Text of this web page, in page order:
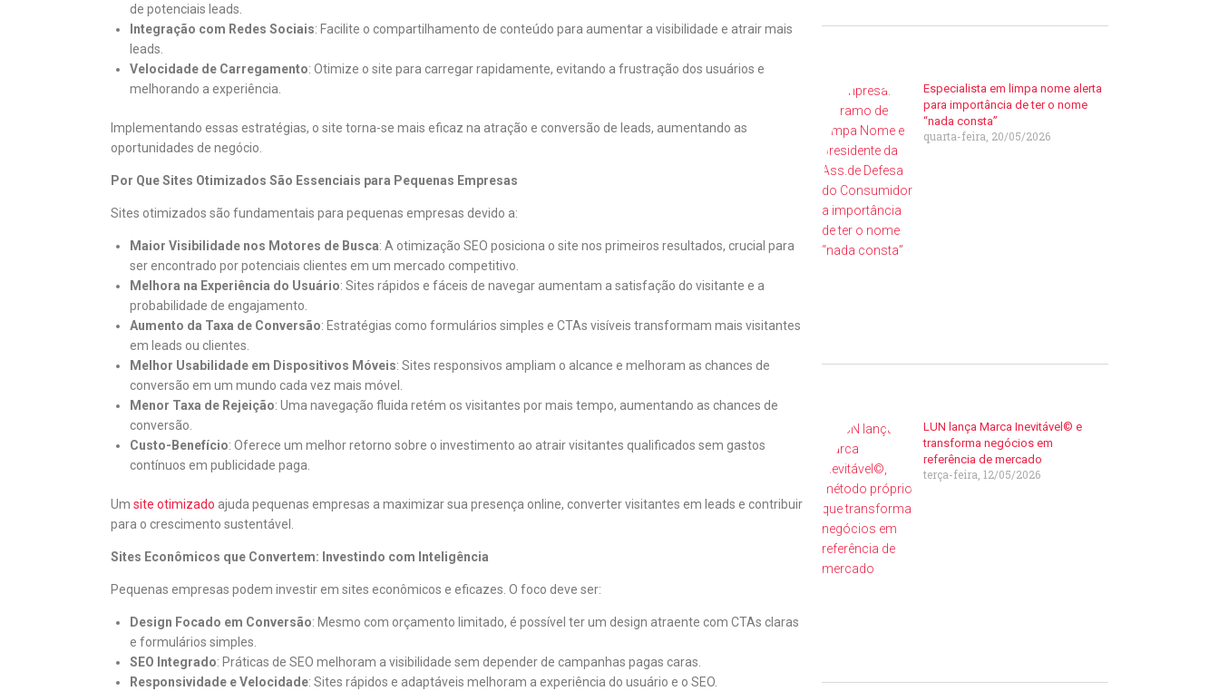
de potenciais leads.
Integração com Redes Sociais: Facilite o compartilhamento de conteúdo para aumentar a visibilidade e atrair mais
leads.
Velocidade de Carregamento: Otimize o site para carregar rapidamente, evitando a frustração dos usuários e
melhorando a experiência.
Implementando essas estratégias, o site torna-se mais eficaz na atração e conversão de leads, aumentando as
oportunidades de negócio.
Por Que Sites Otimizados São Essenciais para Pequenas Empresas
Sites otimizados são fundamentais para pequenas empresas devido a:
Maior Visibilidade nos Motores de Busca: A otimização SEO posiciona o site nos primeiros resultados, crucial para
ser encontrado por potenciais clientes em um mercado competitivo.
Melhora na Experiência do Usuário: Sites rápidos e fáceis de navegar aumentam a satisfação do visitante e a
probabilidade de engajamento.
Aumento da Taxa de Conversão: Estratégias como formulários simples e CTAs visíveis transformam mais visitantes
em leads ou clientes.
Melhor Usabilidade em Dispositivos Móveis: Sites responsivos ampliam o alcance e melhoram as chances de
conversão em um mundo cada vez mais móvel.
Menor Taxa de Rejeição: Uma navegação fluida retém os visitantes por mais tempo, aumentando as chances de
conversão.
Custo-Benefício: Oferece um melhor retorno sobre o investimento ao atrair visitantes qualificados sem gastos
contínuos em publicidade paga.
Um site otimizado ajuda pequenas empresas a maximizar sua presença online, converter visitantes em leads e contribuir
para o crescimento sustentável.
Sites Econômicos que Convertem: Investindo com Inteligência
Pequenas empresas podem investir em sites econômicos e eficazes. O foco deve ser:
Design Focado em Conversão: Mesmo com orçamento limitado, é possível ter um design atraente com CTAs claras
e formulários simples.
SEO Integrado: Práticas de SEO melhoram a visibilidade sem depender de campanhas pagas caras.
Responsividade e Velocidade: Sites rápidos e adaptáveis melhoram a experiência do usuário e o SEO.
Especialista em limpa nome alerta
para importância de ter o nome
“nada consta”
quarta-feira, 20/05/2026
LUN lança Marca Inevitável© e
transforma negócios em
referência de mercado
terça-feira, 12/05/2026